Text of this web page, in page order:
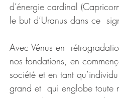
d’énergie cardinal
le but d’Uranus dans ce
Avec Vénus en
nos fondations, en
société et en tant
grand et  qui englobe toute